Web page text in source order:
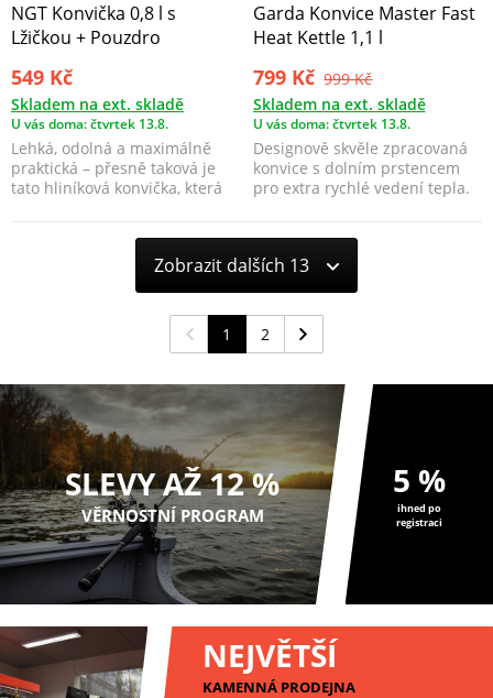
NGT Konvička 0,8 l s
Lžičkou + Pouzdro
549 Kč
Skladem na ext. skladě
U vás doma: čtvrtek 13.8.
Lehká, odolná a maximálně
praktická – přesně taková je
tato hliníková konvička, která
Garda Konvice Master Fast
Heat Kettle 1,1 l
799 Kč 999 Kč
Skladem na ext. skladě
U vás doma: čtvrtek 13.8.
Designově skvěle zpracovaná
konvice s dolním prstencem
pro extra rychlé vedení tepla.
Zobrazit dalších 13
1 2
SLEVY AŽ 12 %
VĚRNOSTNÍ PROGRAM
5 %
ihned po
registraci
NEJVĚTŠÍ
KAMENNÁ PRODEJNA